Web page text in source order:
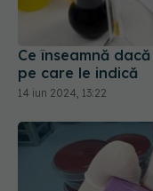
Ce înseamnă
pe care le indică
14 iun 2024, 13:22